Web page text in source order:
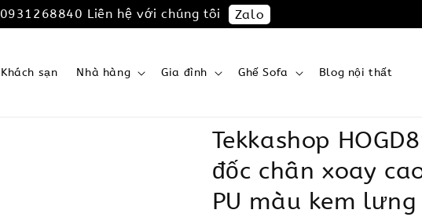
0931268840 Liên hệ với chúng tôi Zalo
Khách sạn Nhà hàng Gia đình Ghế Sofa Blog nội thất
Tekkashop
đốc chân xoay
PU màu kem